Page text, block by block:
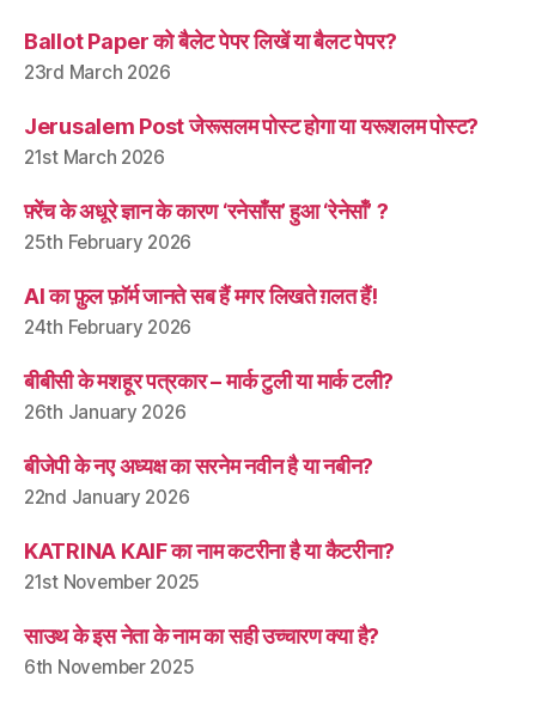
Ballot Paper को बैलेट पेपर लिखें या बैलट पेपर?
23rd March 2026
Jerusalem Post जेरूसलम पोस्ट होगा या यरूशलम पोस्ट?
21st March 2026
फ़्रेंच के अधूरे ज्ञान के कारण ‘रनेसाँस’ हुआ ‘रेनेसाँ’ ?
25th February 2026
AI का फ़ुल फ़ॉर्म जानते सब हैं मगर लिखते ग़लत हैं!
24th February 2026
बीबीसी के मशहूर पत्रकार – मार्क टुली या मार्क टली?
26th January 2026
बीजेपी के नए अध्यक्ष का सरनेम नवीन है या नबीन?
22nd January 2026
KATRINA KAIF का नाम कटरीना है या कैटरीना?
21st November 2025
साउथ के इस नेता के नाम का सही उच्चारण क्या है?
6th November 2025